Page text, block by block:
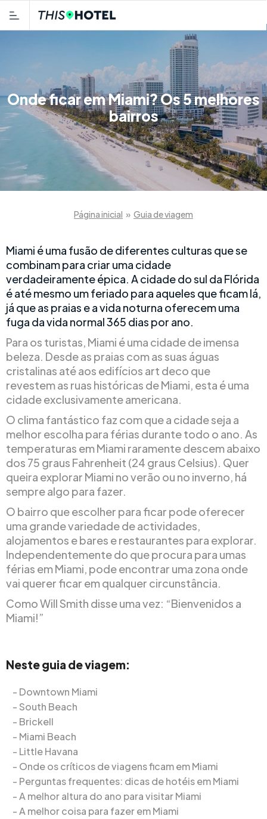
Onde ficar em Miami? Os 5 melhores
bairros
Página inicial » Guia de viagem
Miami é uma fusão de diferentes culturas que se
combinam para criar uma cidade
verdadeiramente épica. A cidade do sul da Flórida
é até mesmo um feriado para aqueles que ficam lá,
já que as praias e a vida noturna oferecem uma
fuga da vida normal 365 dias por ano.
Para os turistas, Miami é uma cidade de imensa
beleza. Desde as praias com as suas águas
cristalinas até aos edifícios art deco que
revestem as ruas históricas de Miami, esta é uma
cidade exclusivamente americana.
O clima fantástico faz com que a cidade seja a
melhor escolha para férias durante todo o ano. As
temperaturas em Miami raramente descem abaixo
dos 75 graus Fahrenheit (24 graus Celsius). Quer
queira explorar Miami no verão ou no inverno, há
sempre algo para fazer.
O bairro que escolher para ficar pode oferecer
uma grande variedade de actividades,
alojamentos e bares e restaurantes para explorar.
Independentemente do que procura para umas
férias em Miami, pode encontrar uma zona onde
vai querer ficar em qualquer circunstância.
Como Will Smith disse uma vez: “Bienvenidos a
Miami!”
Neste guia de viagem:
Downtown Miami
South Beach
Brickell
Miami Beach
Little Havana
Onde os críticos de viagens ficam em Miami
Perguntas frequentes: dicas de hotéis em Miami
A melhor altura do ano para visitar Miami
A melhor coisa para fazer em Miami